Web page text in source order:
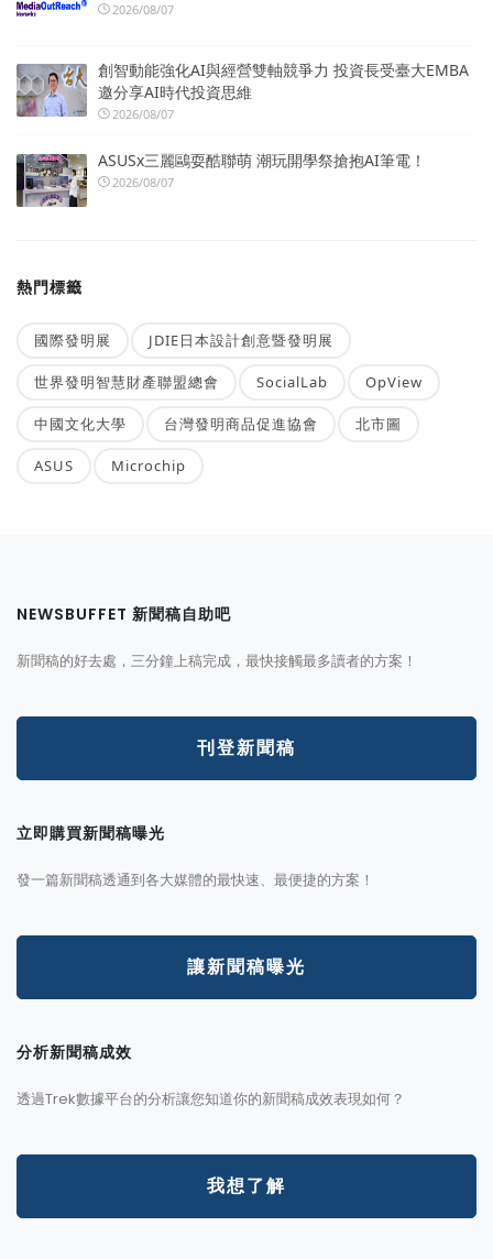
2026/08/07
創智動能強化AI與經營雙軸競爭力 投資長受臺大EMBA
邀分享AI時代投資思維
2026/08/07
ASUSx三麗鷗耍酷聯萌 潮玩開學祭搶抱AI筆電！
2026/08/07
熱門標籤
國際發明展 JDIE日本設計創意暨發明展
世界發明智慧財產聯盟總會 SocialLab OpView
中國文化大學 台灣發明商品促進協會 北市圖
ASUS Microchip
NEWSBUFFET 新聞稿自助吧
新聞稿的好去處，三分鐘上稿完成，最快接觸最多讀者的方案！
刊登新聞稿
立即購買新聞稿曝光
發一篇新聞稿透通到各大媒體的最快速、最便捷的方案！
讓新聞稿曝光
分析新聞稿成效
透過Trek數據平台的分析讓您知道你的新聞稿成效表現如何？
我想了解